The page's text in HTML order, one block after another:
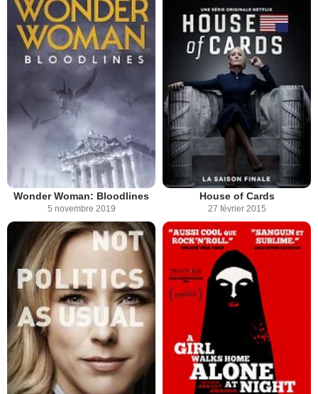
Wonder Woman: Bloodlines
5 novembre 2019
House of Cards
27 février 2015